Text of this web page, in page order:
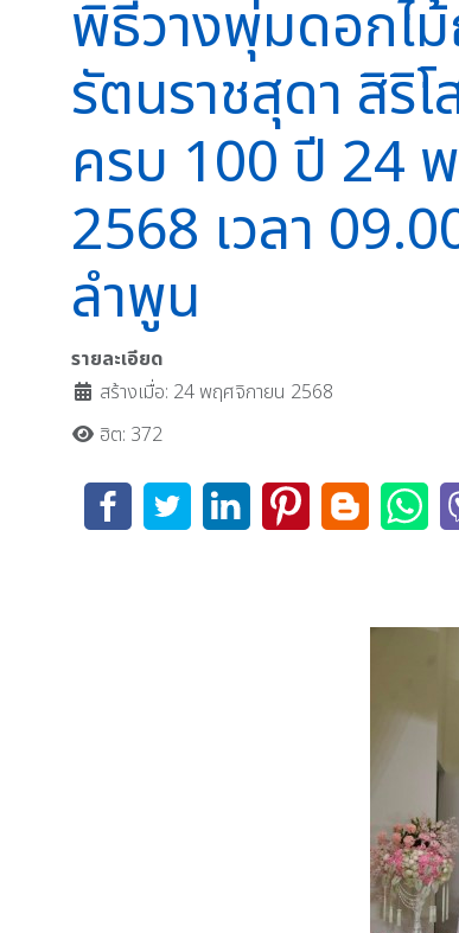
พิธีวางพุ่มดอกไม้
รัตนราชสุดา สิริ
ครบ 100 ปี 24
2568 เวลา
ลำพูน
รายละเอียด
สร้างเมื่อ: 24 พฤศจิกายน 2568
ฮิต: 372